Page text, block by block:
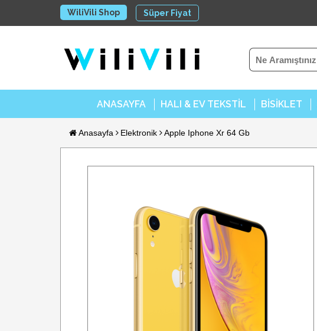
WiliVili Shop Süper Fiyat
ANASAYFA HALI & EV TEKSTİL BİSİKLET
Anasayfa Elektronik Apple Iphone Xr 64 Gb